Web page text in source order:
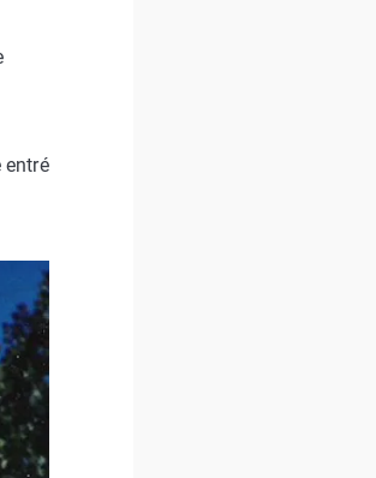
entré